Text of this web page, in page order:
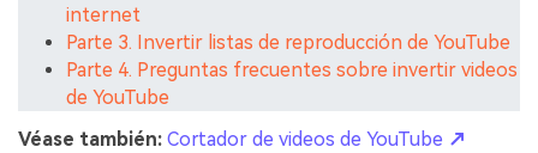
internet
Parte 3. Invertir listas de reproducción de YouTube
Parte 4. Preguntas frecuentes sobre invertir videos
de YouTube
Véase también: Cortador de videos de YouTube ↗